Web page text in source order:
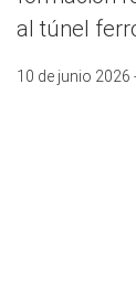
al túnel
10 de junio 2026